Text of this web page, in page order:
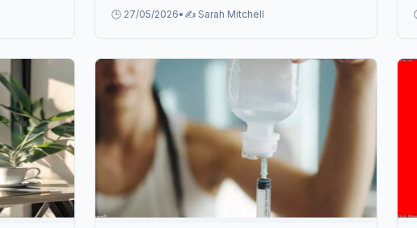
Understand in 2026 từ chuyên gia.
🕒 27/05/2026• ✍️ Sarah Mitchell